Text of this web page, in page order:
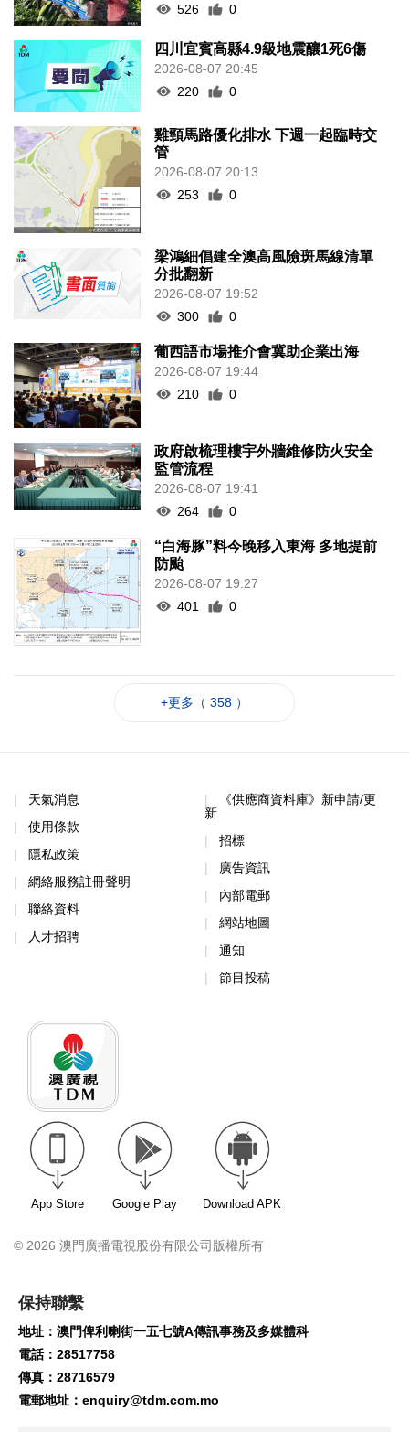
526
0
四川宜賓高縣4.9級地震釀1死6傷
2026-08-07 20:45
220
0
雞頸馬路優化排水 下週一起臨時交
管
2026-08-07 20:13
253
0
梁鴻細倡建全澳高風險斑馬線清單
分批翻新
2026-08-07 19:52
300
0
葡西語市場推介會冀助企業出海
2026-08-07 19:44
210
0
政府啟梳理樓宇外牆維修防火安全
監管流程
2026-08-07 19:41
264
0
“白海豚”料今晚移入東海 多地提前
防颱
2026-08-07 19:27
401
0
+更多（ 358 ）
天氣消息
使用條款
隱私政策
網絡服務註冊聲明
聯絡資料
人才招聘
《供應商資料庫》新申請/更
新
招標
廣告資訊
內部電郵
網站地圖
通知
節目投稿
App Store Google Play Download APK
© 2026 澳門廣播電視股份有限公司版權所有
保持聯繫
地址：澳門俾利喇街一五七號A傳訊事務及多媒體科
電話：28517758
傳真：28716579
電郵地址： enquiry@tdm.com.mo